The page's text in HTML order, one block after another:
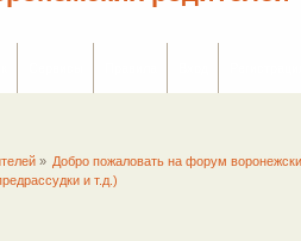
» Добро пожаловать на форум
и т.д.)